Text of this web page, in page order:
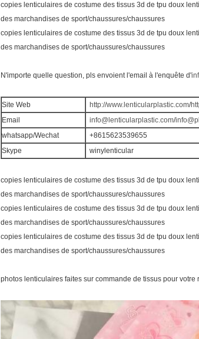
copies lenticulaires de costume des tissus 3d de tpu doux
des marchandises de sport/chaussures/chaussures
copies lenticulaires de costume des tissus 3d de tpu doux
des marchandises de sport/chaussures/chaussures
N'importe quelle question, pls envoient l'email à l'enquête d'
Site Web http://www.lenticularplastic.com/
Email
info@lenticularplastic.com/
whatsapp/Wechat
+8615623539655
Skype
winylenticular
copies lenticulaires de costume des tissus 3d de tpu doux
des marchandises de sport/chaussures/chaussures
copies lenticulaires de costume des tissus 3d de tpu doux
des marchandises de sport/chaussures/chaussures
copies lenticulaires de costume des tissus 3d de tpu doux
des marchandises de sport/chaussures/chaussures
photos lenticulaires faites sur commande de tissus pour votre